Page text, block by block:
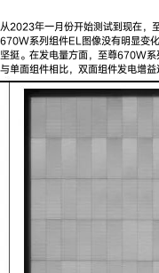
从2023年一月份开始测试到现在，
670W系列组件EL图像没有明显变
坚挺。在发电量方面，至尊670W
与单面组件相比，双面组件发电增